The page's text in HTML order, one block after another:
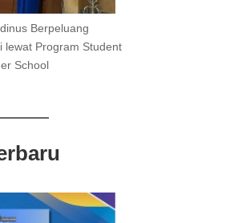
Berpeluang
lewat Program Student
School